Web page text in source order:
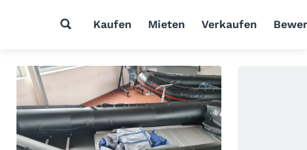
Kaufen Mieten Verkaufen